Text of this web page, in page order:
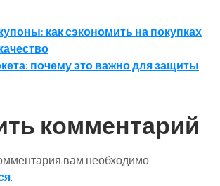
как сэкономить на покупках
почему это важно для защиты
комментарий
вам необходимо
.